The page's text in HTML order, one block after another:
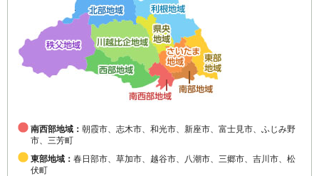
南西部地域： 朝霞市、志木市、和光市、新座市、富士見市、ふじみ野
市、三芳町
東部地域： 春日部市、草加市、越谷市、八潮市、三郷市、吉川市、松
伏町